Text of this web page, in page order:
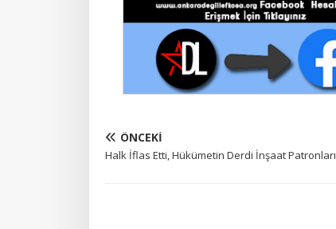
ÖNCEKI
Halk İflas Etti, Hükümetin Derdi İnşaat Patronları